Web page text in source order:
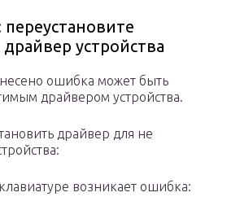
устройства
ошибка может быть
драйвером устройства.
драйвер для не
возникает ошибка: